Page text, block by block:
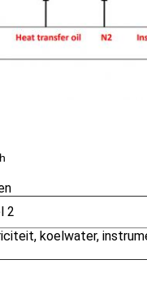
2
koelwater,